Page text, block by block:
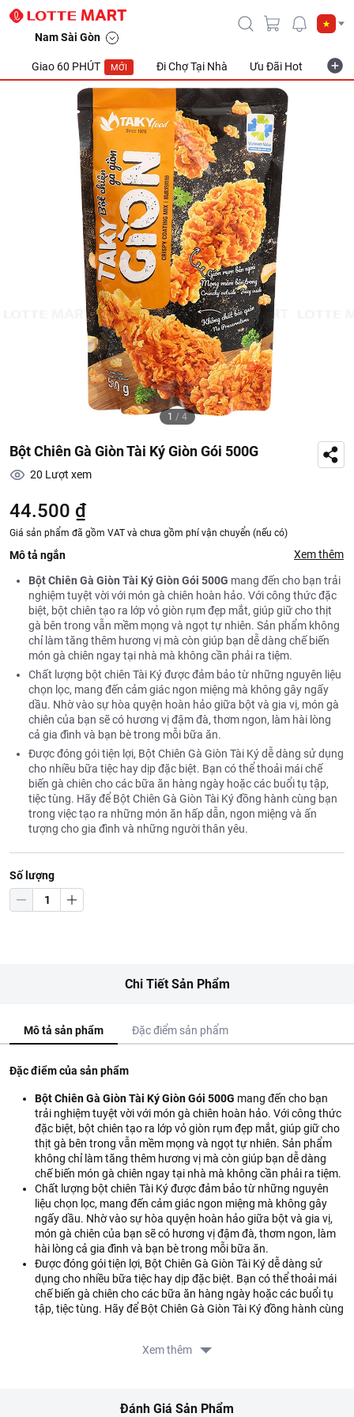
Nam Sài Gòn
Giao 60 PHÚT MỚI Đi Chợ Tại Nhà Ưu Đãi Hot
1 / 4
Bột Chiên Gà Giòn Tài Ký Giòn Gói 500G
20 Lượt xem
44.500 ₫
Giá sản phẩm đã gồm VAT và chưa gồm phí vận chuyển (nếu có)
Mô tả ngắn Xem thêm
Bột Chiên Gà Giòn Tài Ký Giòn Gói 500G mang đến cho bạn trải
nghiệm tuyệt vời với món gà chiên hoàn hảo. Với công thức đặc
biệt, bột chiên tạo ra lớp vỏ giòn rụm đẹp mắt, giúp giữ cho thịt
gà bên trong vẫn mềm mọng và ngọt tự nhiên. Sản phẩm không
chỉ làm tăng thêm hương vị mà còn giúp bạn dễ dàng chế biến
món gà chiên ngay tại nhà mà không cần phải ra tiệm.
Chất lượng bột chiên Tài Ký được đảm bảo từ những nguyên liệu
chọn lọc, mang đến cảm giác ngon miệng mà không gây ngấy
dầu. Nhờ vào sự hòa quyện hoàn hảo giữa bột và gia vị, món gà
chiên của bạn sẽ có hương vị đậm đà, thơm ngon, làm hài lòng
cả gia đình và bạn bè trong mỗi bữa ăn.
Được đóng gói tiện lợi, Bột Chiên Gà Giòn Tài Ký dễ dàng sử dụng
cho nhiều bữa tiệc hay dịp đặc biệt. Bạn có thể thoải mái chế
biến gà chiên cho các bữa ăn hàng ngày hoặc các buổi tụ tập,
tiệc tùng. Hãy để Bột Chiên Gà Giòn Tài Ký đồng hành cùng bạn
trong việc tạo ra những món ăn hấp dẫn, ngon miệng và ấn
tượng cho gia đình và những người thân yêu.
Số lượng
Chi Tiết Sản Phẩm
Mô tả sản phẩm Đặc điểm sản phẩm
Đặc điểm của sản phẩm
Bột Chiên Gà Giòn Tài Ký Giòn Gói 500G mang đến cho bạn
trải nghiệm tuyệt vời với món gà chiên hoàn hảo. Với công thức
đặc biệt, bột chiên tạo ra lớp vỏ giòn rụm đẹp mắt, giúp giữ cho
thịt gà bên trong vẫn mềm mọng và ngọt tự nhiên. Sản phẩm
không chỉ làm tăng thêm hương vị mà còn giúp bạn dễ dàng
chế biến món gà chiên ngay tại nhà mà không cần phải ra tiệm.
Chất lượng bột chiên Tài Ký được đảm bảo từ những nguyên
liệu chọn lọc, mang đến cảm giác ngon miệng mà không gây
ngấy dầu. Nhờ vào sự hòa quyện hoàn hảo giữa bột và gia vị,
món gà chiên của bạn sẽ có hương vị đậm đà, thơm ngon, làm
hài lòng cả gia đình và bạn bè trong mỗi bữa ăn.
Được đóng gói tiện lợi, Bột Chiên Gà Giòn Tài Ký dễ dàng sử
dụng cho nhiều bữa tiệc hay dịp đặc biệt. Bạn có thể thoải mái
chế biến gà chiên cho các bữa ăn hàng ngày hoặc các buổi tụ
tập, tiệc tùng. Hãy để Bột Chiên Gà Giòn Tài Ký đồng hành cùng
(mononatri L-glutamat), chất tạo xốp (natri hydro carbonat,
Xem thêm
Đánh Giá Sản Phẩm
Bột Chiên Gà Giòn Tài Ký Giòn Gói 500G